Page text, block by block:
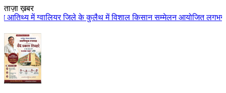
ताज़ा ख़बर
कुलैथ में विशाल किसान सम्मेलन आयोजित लगभग 87.21 करोड़ लागत